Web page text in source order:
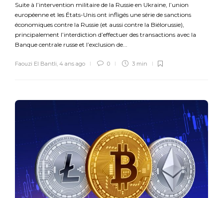
Suite à l’intervention militaire de la Russie en Ukraine, l’union
européenne et les États-Unis ont infligés une série de sanctions
économiques contre la Russie (et aussi contre la Biélorussie),
principalement l’interdiction d’effectuer des transactions avec la
Banque centrale russe et l’exclusion de...
Faouzi El Bantli, 4 ans ago 0 3 min